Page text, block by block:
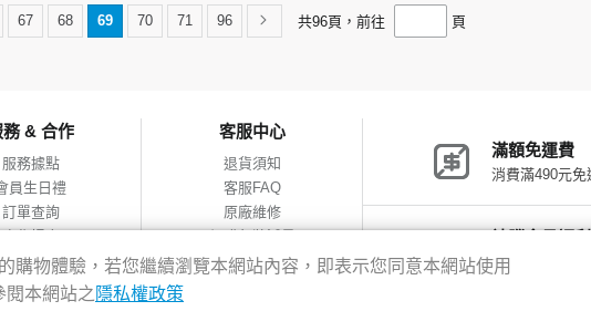
67 68 69 70 71 96 共96頁，前往 頁
務 & 合作
服務據點
員生日禮
訂單查詢
合作提案
客服中心
退貨須知
客服FAQ
原廠維修
網購包裝減量
滿額免運費
消費滿490元免
會員獨享優惠
購物體驗，若您繼續瀏覽本網站內容，即表示您同意本網站使用
本網站之 隱私權政策